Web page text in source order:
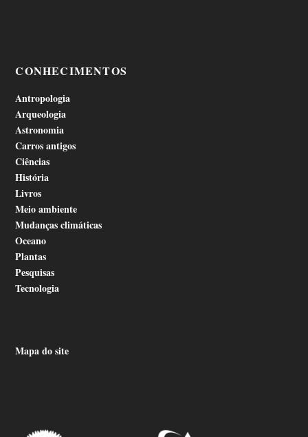
CONHECIMENTOS
Antropologia
Arqueologia
Astronomia
Carros antigos
Ciências
História
Livros
Meio ambiente
Mudanças climáticas
Oceano
Plantas
Pesquisas
Tecnologia
Mapa do site